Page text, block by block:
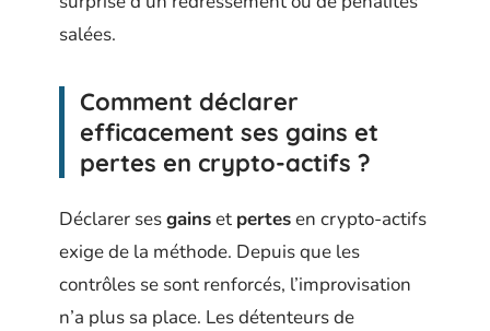
salées.
Comment déclarer
efficacement ses gains et
pertes en crypto-actifs ?
Déclarer sesgainset pertesen crypto-actifs
exige de la méthode. Depuis que les
contrôles se sont renforcés, l’improvisation
n’a plus sa place. Les détenteurs de